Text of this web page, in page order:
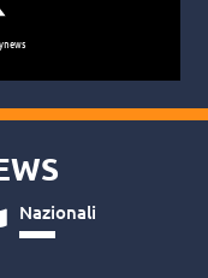
Nazionali